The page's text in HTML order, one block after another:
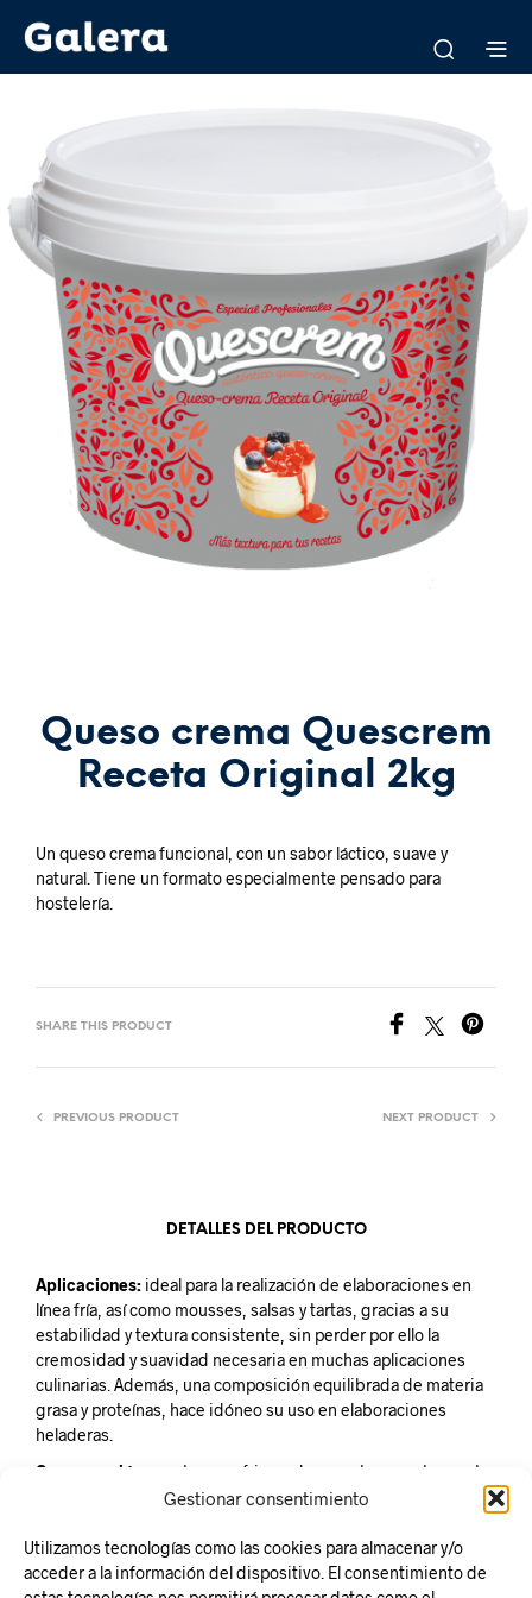
Gestionar consentimiento
Utilizamos tecnologías como las cookies para almacenar y/o
acceder a la información del dispositivo. El consentimiento de
Queso crema Quescrem
Receta Original 2kg
Un queso crema funcional, con un sabor láctico, suave y
natural. Tiene un formato especialmente pensado para
hostelería.
SHARE THIS PRODUCT
PREVIOUS PRODUCT NEXT PRODUCT
DETALLES DEL PRODUCTO
Aplicaciones: ideal para la realización de elaboraciones en
línea fría, así como mousses, salsas y tartas, gracias a su
estabilidad y textura consistente, sin perder por ello la
cremosidad y suavidad necesaria en muchas aplicaciones
culinarias. Además, una composición equilibrada de materia
grasa y proteínas, hace idóneo su uso en elaboraciones
heladeras.
Conservación:
mantener refrigerado a una temperatura entre